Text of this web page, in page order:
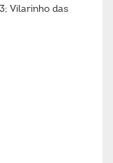
Vilarinho das